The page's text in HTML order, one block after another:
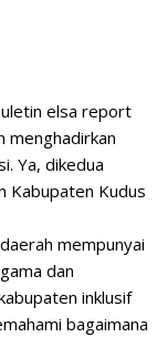
elsa report
menghadirkan
Ya, dikedua
Kabupaten Kudus
mempunyai
dan
inklusif
bagaimana